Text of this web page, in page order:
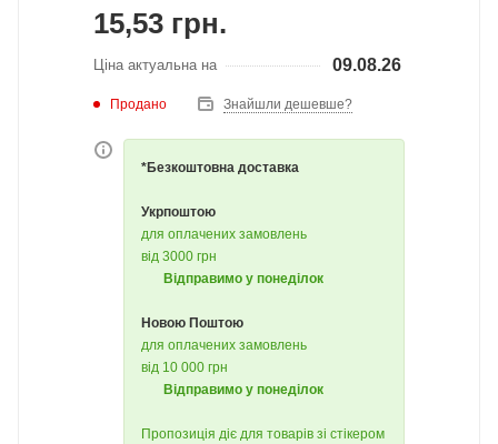
15,53 грн.
Ціна актуальна на 09.08.26
Продано Знайшли дешевше?
*Безкоштовна доставка
Укрпоштою
для оплачених замовлень
від 3000 грн
Відправимо у понеділок
Новою Поштою
для оплачених замовлень
від 10 000 грн
Відправимо у понеділок
Пропозиція діє для товарів зі стікером